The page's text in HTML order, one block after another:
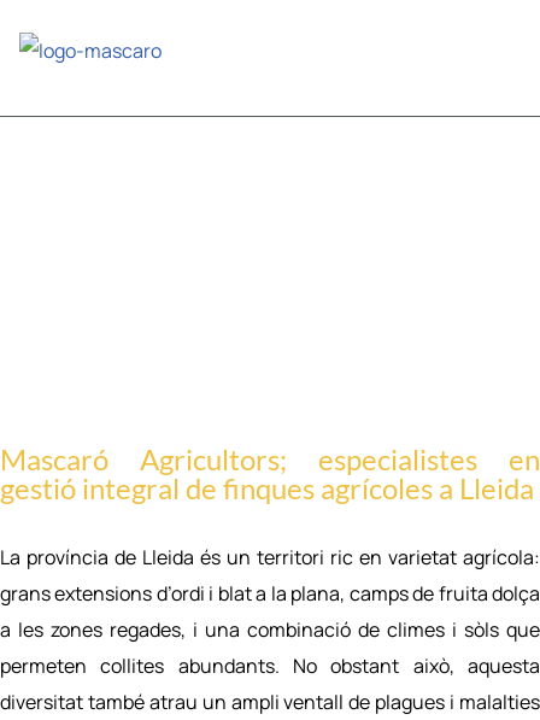
Vés al
contingut
Mascaró Agricultors; especialistes en
gestió integral de finques agrícoles a Lleida
La província de Lleida és un territori ric en varietat agrícola:
grans extensions d’ordi i blat a la plana, camps de fruita dolça
a les zones regades, i una combinació de climes i sòls que
permeten collites abundants. No obstant això, aquesta
diversitat també atrau un ampli ventall de plagues i malalties